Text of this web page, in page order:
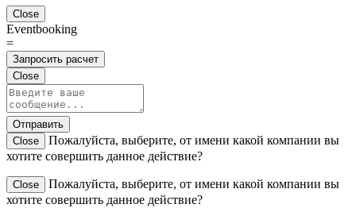
Close
Eventbooking
=
Запросить расчет
Close
Отправить
Close
Пожалуйста, выберите, от имени какой компании вы
хотите совершить данное действие?
Close
Пожалуйста, выберите, от имени какой компании вы
хотите совершить данное действие?